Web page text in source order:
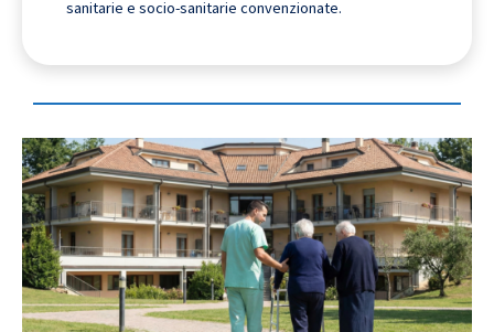
sanitarie e socio-sanitarie convenzionate.